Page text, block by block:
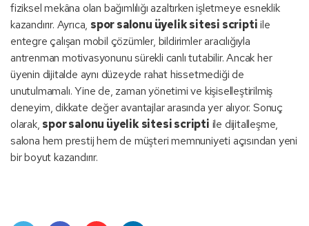
fiziksel mekâna olan bağımlılığı azaltırken işletmeye esneklik
kazandırır. Ayrıca, spor salonu üyelik sitesi scriptiile
entegre çalışan mobil çözümler, bildirimler aracılığıyla
antrenman motivasyonunu sürekli canlı tutabilir. Ancak her
üyenin dijitalde aynı düzeyde rahat hissetmediği de
unutulmamalı. Yine de, zaman yönetimi ve kişiselleştirilmiş
deneyim, dikkate değer avantajlar arasında yer alıyor. Sonuç
olarak, spor salonu üyelik sitesi scripti ile dijitalleşme,
salona hem prestij hem de müşteri memnuniyeti açısından yeni
bir boyut kazandırır.